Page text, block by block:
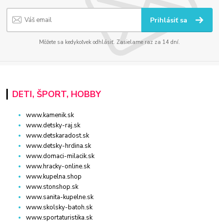
Prihlásiť sa
Môžete sa kedykoľvek odhlásiť. Zasielame raz za 14 dní.
DETI, ŠPORT, HOBBY
www.kamenik.sk
www.detsky-raj.sk
www.detskaradost.sk
www.detsky-hrdina.sk
www.domaci-milacik.sk
www.hracky-online.sk
www.kupelna.shop
www.stonshop.sk
www.sanita-kupelne.sk
www.skolsky-batoh.sk
www.sportaturistika.sk